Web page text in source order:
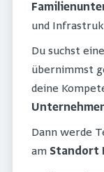
und
Du suchst eine
übernimmst
deine
Dann werde
am Standort